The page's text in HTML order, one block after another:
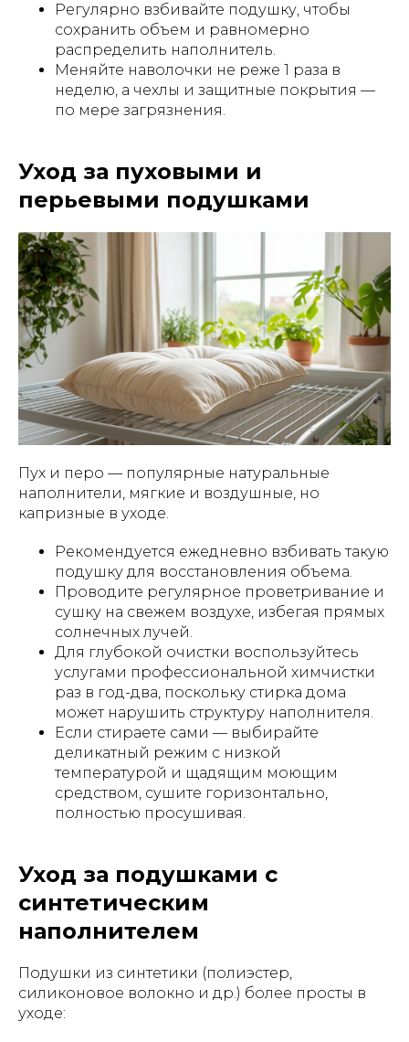
Регулярно взбивайте подушку, чтобы
сохранить объем и равномерно
распределить наполнитель.
Меняйте наволочки не реже 1 раза в
неделю, а чехлы и защитные покрытия —
по мере загрязнения.
Уход за пуховыми и
перьевыми подушками
Пух и перо — популярные натуральные
наполнители, мягкие и воздушные, но
капризные в уходе.
Рекомендуется ежедневно взбивать такую
подушку для восстановления объема.
Проводите регулярное проветривание и
сушку на свежем воздухе, избегая прямых
солнечных лучей.
Для глубокой очистки воспользуйтесь
услугами профессиональной химчистки
раз в год-два, поскольку стирка дома
может нарушить структуру наполнителя.
Если стираете сами — выбирайте
деликатный режим с низкой
температурой и щадящим моющим
средством, сушите горизонтально,
полностью просушивая.
Уход за подушками с
синтетическим
наполнителем
Подушки из синтетики (полиэстер,
силиконовое волокно и др.) более просты в
уходе: